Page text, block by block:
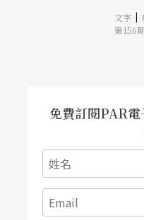
國詩人
之歌》
音樂
現在「
唱、
文字 |
第156
免費訂閱PAR